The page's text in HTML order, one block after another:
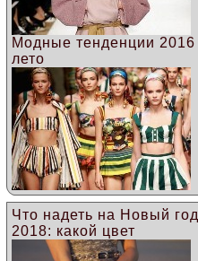
Модные тенденции 2016
лето
Что надеть на Новый год
2018: какой цвет